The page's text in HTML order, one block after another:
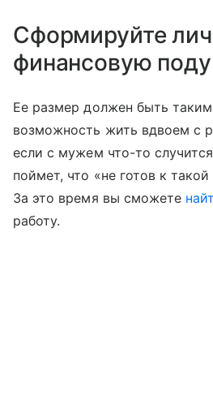
Сформируйте
финансовую
Ее размер должен быть
возможность жить вдвоем с
если с мужем что-то
поймет, что «не готов к
За это время вы сможете
работу.